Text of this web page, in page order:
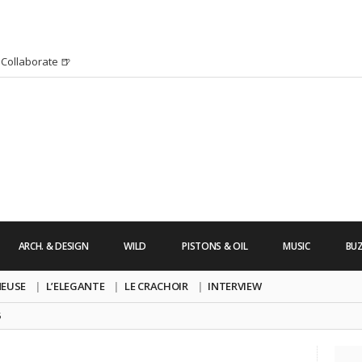
Collaborate 🍺
HURRICANE IRMA 2K17 par Alexandre
un clip très esthétique pour leur
!
ARCH. & DESIGN WILD PISTONS & OIL MUSIC
L’ELEGANTE LE CRACHOIR INTERVIEW